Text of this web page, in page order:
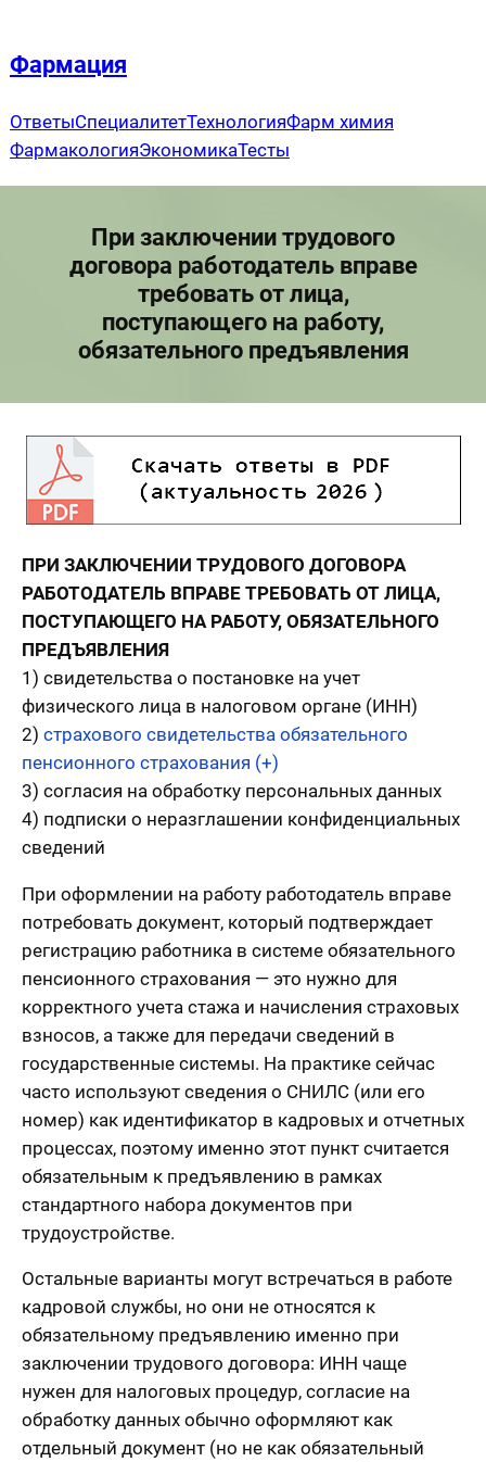
содержимому
Фармация
ОтветыСпециалитетТехнологияФарм химия
ФармакологияЭкономикаТесты
При заключении трудового
договора работодатель вправе
требовать от лица,
поступающего на работу,
обязательного предъявления
ПРИ ЗАКЛЮЧЕНИИ ТРУДОВОГО ДОГОВОРА
РАБОТОДАТЕЛЬ ВПРАВЕ ТРЕБОВАТЬ ОТ ЛИЦА,
ПОСТУПАЮЩЕГО НА РАБОТУ, ОБЯЗАТЕЛЬНОГО
ПРЕДЪЯВЛЕНИЯ
1) свидетельства о постановке на учет
физического лица в налоговом органе (ИНН)
2) страхового свидетельства обязательного
пенсионного страхования (+)
3) согласия на обработку персональных данных
4) подписки о неразглашении конфиденциальных
сведений
При оформлении на работу работодатель вправе
потребовать документ, который подтверждает
регистрацию работника в системе обязательного
пенсионного страхования — это нужно для
корректного учета стажа и начисления страховых
взносов, а также для передачи сведений в
государственные системы. На практике сейчас
часто используют сведения о СНИЛС (или его
номер) как идентификатор в кадровых и отчетных
процессах, поэтому именно этот пункт считается
обязательным к предъявлению в рамках
стандартного набора документов при
трудоустройстве.
Остальные варианты могут встречаться в работе
кадровой службы, но они не относятся к
обязательному предъявлению именно при
заключении трудового договора: ИНН чаще
нужен для налоговых процедур, согласие на
обработку данных обычно оформляют как
отдельный документ (но не как обязательный